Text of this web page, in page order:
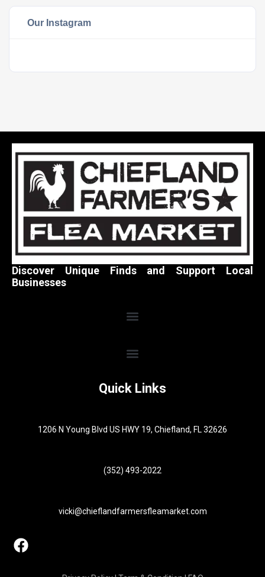
Our Instagram
Discover Unique Finds and Support Local
Businesses
Quick Links
1206 N Young Blvd US HWY 19, Chiefland, FL 32626
(352) 493-2022
vicki@chieflandfarmersfleamarket.com